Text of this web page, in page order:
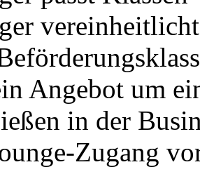
Angebot um
in der
Zugang